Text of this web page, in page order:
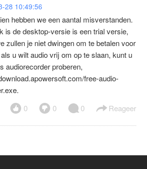
28 10:49:56
hebben we een aantal misverstanden.
is de desktop-versie is een trial versie,
zullen je niet dwingen om te betalen voor
u wilt audio vrij om op te slaan, kunt u
audiorecorder proberen,
free-audio-
0
0 0 Reageer